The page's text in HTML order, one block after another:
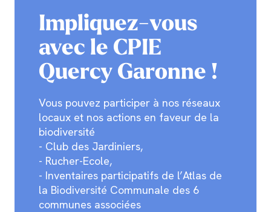
Impliquez-vous
avec le CPIE
Quercy Garonne !
Vous pouvez participer à nos réseaux
locaux et nos actions en faveur de la
biodiversité
- Club des Jardiniers,
- Rucher-Ecole,
- Inventaires participatifs de l’Atlas de
la Biodiversité Communale des 6
communes associées